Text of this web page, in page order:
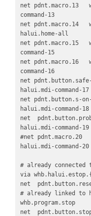
net pdnt.macro.13
command-13
net pdnt.macro.14
halui.home-all
net pdnt.macro.15
command-15
net pdnt.macro.16
command-16
net
halui.mdi-command-17
net pdnt.button.s-
halui.mdi-command-18
net
halui.mdi-command-19
#net pdnt.macro.20
halui.mdi-command-20
# already
via
net
# already linked to
whb.program.stop
net